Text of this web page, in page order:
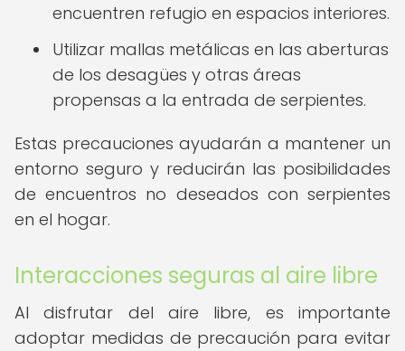
encuentren refugio en espacios interiores.
Utilizar mallas metálicas en las aberturas
de los desagües y otras áreas
propensas a la entrada de serpientes.
Estas precauciones ayudarán a mantener un
entorno seguro y reducirán las posibilidades
de encuentros no deseados con serpientes
en el hogar.
Interacciones seguras al aire libre
Al disfrutar del aire libre, es importante
adoptar medidas de precaución para evitar